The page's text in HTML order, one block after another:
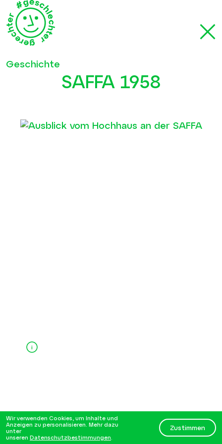
Geschichte
SAFFA 1958
i
Wir verwenden Cookies, um Inhalte und
Anzeigen zu personalisieren. Mehr dazu
unter
unseren Datenschutzbestimmungen
Zustimmen